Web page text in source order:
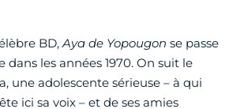
BD,Aya de Yopougon se passe
dans les années 1970. On suit le
une adolescente sérieuse – à qui
ici sa voix – et de ses amies